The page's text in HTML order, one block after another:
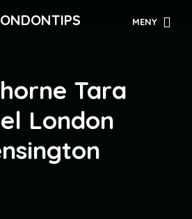
MENY
Tara
London